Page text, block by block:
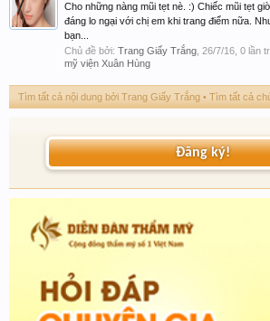
Cho những nàng mũi tẹt nè. :) Chiếc mũi tẹt
đáng lo ngại với chị em khi trang điểm nữa.
bạn...
Chủ đề bởi: Trang Giấy Trắng 26/7/16 , 0 lần
mỹ viện Xuân Hùng
Tìm tất cả nội dung bởi Trang Giấy Trắng Tìm tất cả
Đăng ký!